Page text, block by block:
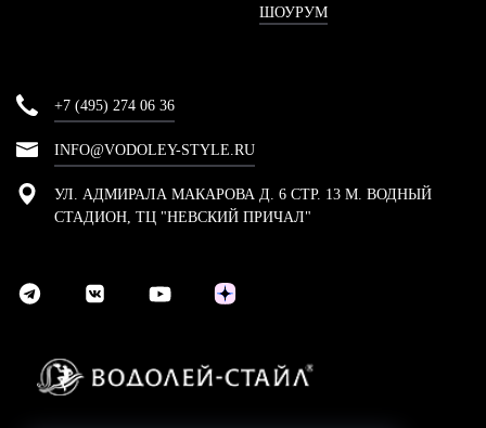
ШОУРУМ
+7 (495) 274 06 36
INFO@VODOLEY-STYLE.RU
УЛ. АДМИРАЛА МАКАРОВА Д. 6 СТР. 13 М. ВОДНЫЙ
СТАДИОН, ТЦ "НЕВСКИЙ ПРИЧАЛ"